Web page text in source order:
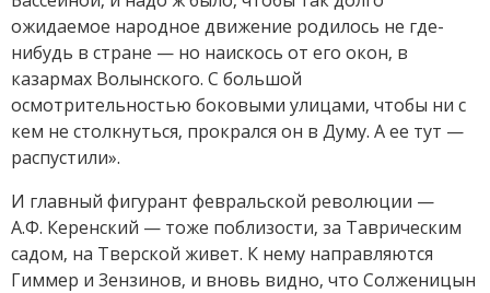
ожидаемое народное движение родилось не где-
нибудь в стране — но наискось от его окон, в
казармах Волынского. С большой
осмотрительностью боковыми улицами, чтобы ни с
кем не столкнуться, прокрался он в Думу. А ее тут —
распустили».
И главный фигурант февральской революции —
А.Ф. Керенский — тоже поблизости, за Таврическим
садом, на Тверской живет. К нему направляются
Гиммер и Зензинов, и вновь видно, что Солженицын